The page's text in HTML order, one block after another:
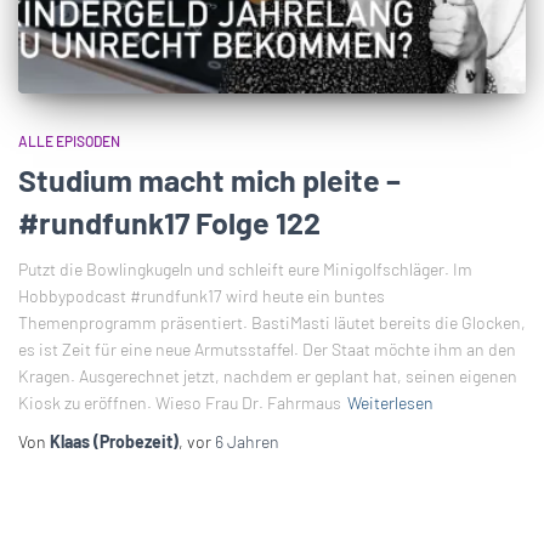
ALLE EPISODEN
Studium macht mich pleite –
#rundfunk17 Folge 122
Putzt die Bowlingkugeln und schleift eure Minigolfschläger. Im
Hobbypodcast #rundfunk17 wird heute ein buntes
Themenprogramm präsentiert. BastiMasti läutet bereits die Glocken,
es ist Zeit für eine neue Armutsstaffel. Der Staat möchte ihm an den
Kragen. Ausgerechnet jetzt, nachdem er geplant hat, seinen eigenen
Kiosk zu eröffnen. Wieso Frau Dr. Fahrmaus Weiterlesen
Von Klaas (Probezeit), vor 6 Jahren